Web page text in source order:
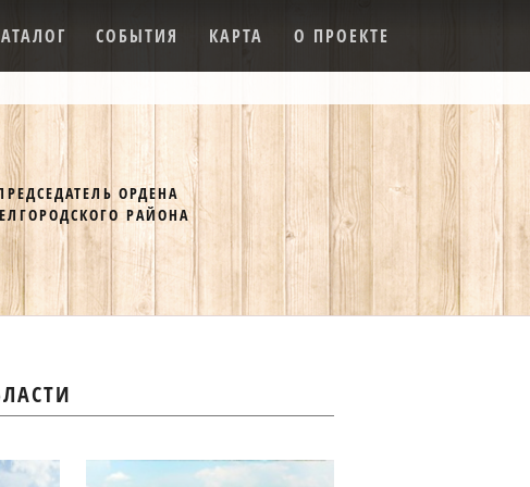
СОБЫТИЯ КАРТА О ПРОЕКТЕ
ОРДЕНА
РАЙОНА